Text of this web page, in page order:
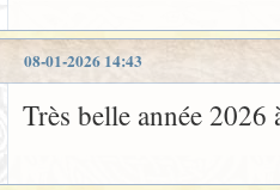
08-01-2026 14:43
Très belle année